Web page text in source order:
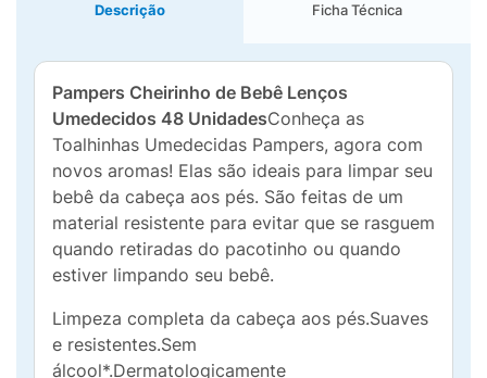
Descrição Ficha Técnica
Pampers Cheirinho de Bebê Lenços
Umedecidos 48 UnidadesConheça as
Toalhinhas Umedecidas Pampers, agora com
novos aromas! Elas são ideais para limpar seu
bebê da cabeça aos pés. São feitas de um
material resistente para evitar que se rasguem
quando retiradas do pacotinho ou quando
estiver limpando seu bebê.
Limpeza completa da cabeça aos pés.Suaves
e resistentes.Sem
álcool*.Dermatologicamente